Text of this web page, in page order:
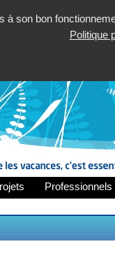
son bon
Politique